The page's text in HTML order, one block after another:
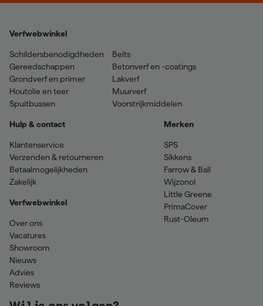
Verfwebwinkel
Schildersbenodigdheden
Gereedschappen
Grondverf en primer
Houtolie en teer
Spuitbussen
Beits
Betonverf en -coatings
Lakverf
Muurverf
Voorstrijkmiddelen
Hulp & contact
Klantenservice
Verzenden & retourneren
Betaalmogelijkheden
Zakelijk
Verfwebwinkel
Over ons
Vacatures
Showroom
Nieuws
Advies
Reviews
Merken
SPS
Sikkens
Farrow & Ball
Wijzonol
Little Greene
PrimaCover
Rust-Oleum